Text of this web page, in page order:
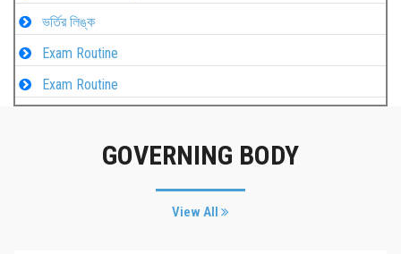
ভর্তির লিঙ্ক
Exam Routine
Exam Routine
GOVERNING BODY
View All